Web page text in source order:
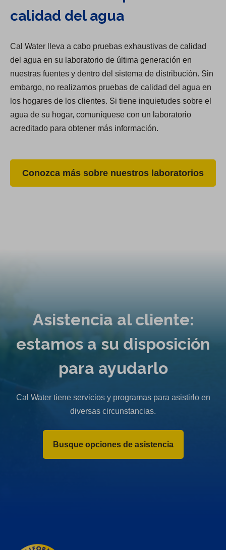
calidad del agua
Cal Water lleva a cabo pruebas exhaustivas de calidad
del agua en su laboratorio de última generación en
nuestras fuentes y dentro del sistema de distribución. Sin
embargo, no realizamos pruebas de calidad del agua en
los hogares de los clientes. Si tiene inquietudes sobre el
agua de su hogar, comuníquese con un laboratorio
acreditado para obtener más información.
Conozca más sobre nuestros laboratorios
Asistencia al cliente:
estamos a su disposición
para ayudarlo
Cal Water tiene servicios y programas para asistirlo en
diversas circunstancias.
Busque opciones de asistencia